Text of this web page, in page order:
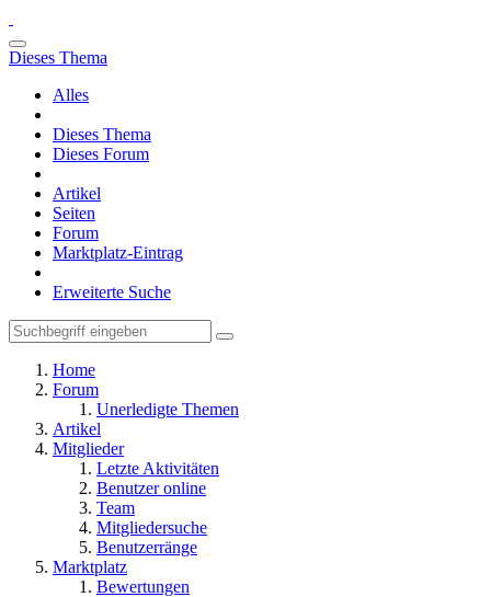
Dieses Thema
Alles
Dieses Thema
Dieses Forum
Artikel
Seiten
Forum
Marktplatz-Eintrag
Erweiterte Suche
Home
Forum
Unerledigte Themen
Artikel
Mitglieder
Letzte Aktivitäten
Benutzer online
Team
Mitgliedersuche
Benutzerränge
Marktplatz
Bewertungen